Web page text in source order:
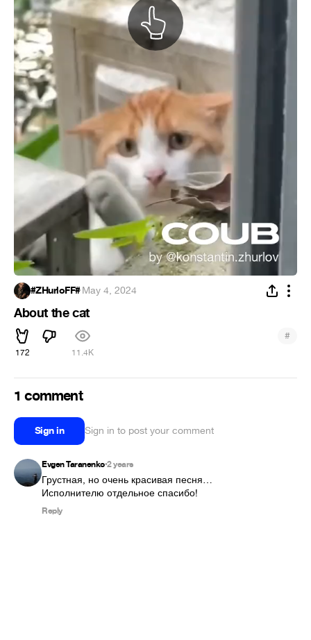
#ZHurloFF#·May 4, 2024
About the cat
172 11.4K
#
1 comment
Sign in Sign in to post your comment
Evgen Taranenko•2 years
Грустная, но очень красивая песня…
Исполнителю отдельное спасибо!
Reply